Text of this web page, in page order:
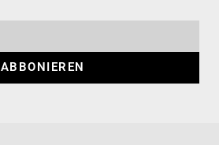
ABBONIEREN